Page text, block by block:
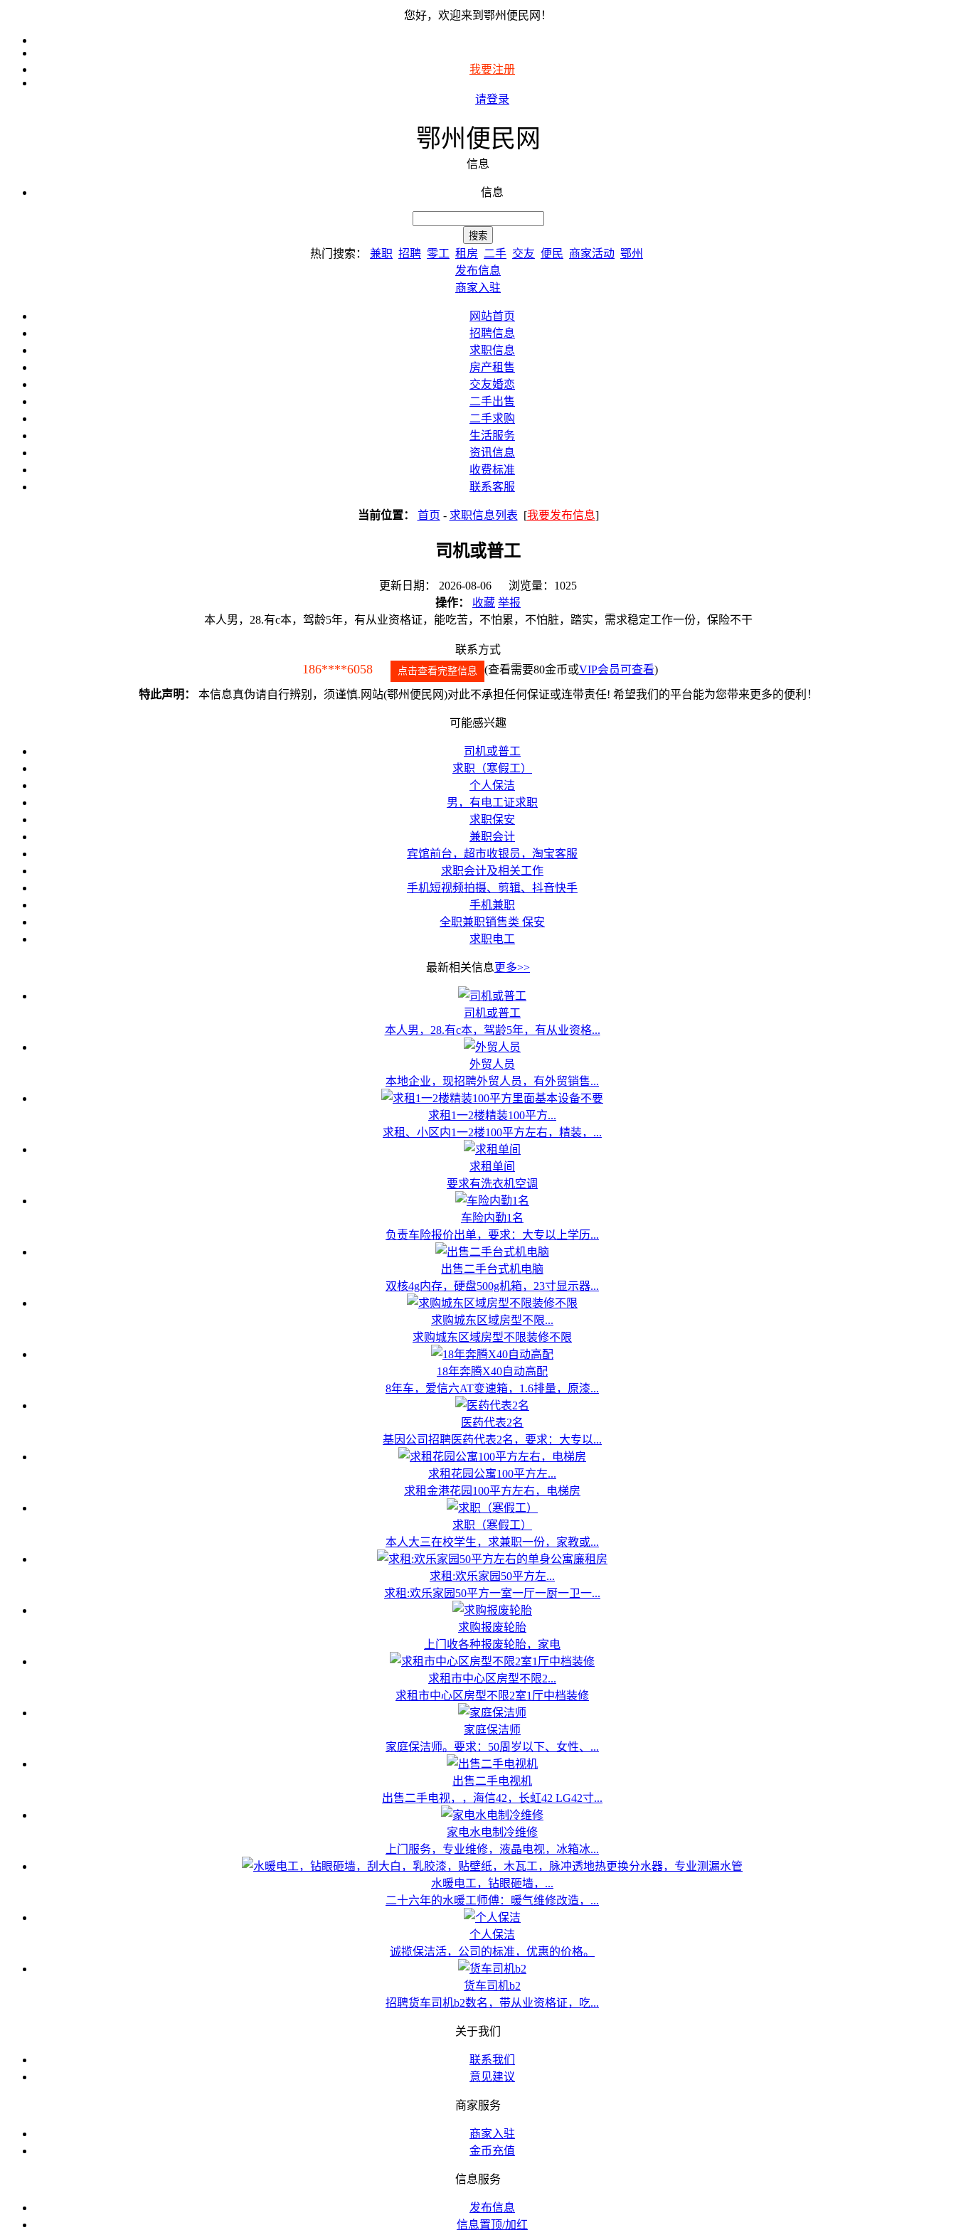
您好，欢迎来到鄂州便民网！
我要注册
请登录
鄂州便民网
信息
信息
热门搜索： 兼职 招聘 零工 租房 二手 交友 便民 商家活动 鄂州
发布信息
商家入驻
网站首页
招聘信息
求职信息
房产租售
交友婚恋
二手出售
二手求购
生活服务
资讯信息
收费标准
联系客服
当前位置： 首页 - 求职信息列表 [我要发布信息]
司机或普工
更新日期： 2026-08-06 浏览量：1025
操作：
收藏 举报
本人男，28.有c本，驾龄5年，有从业资格证，能吃苦，不怕累，不怕脏，踏实，需求稳定工作一份，保险不干
联系方式
186****6058 点击查看完整信息 (查看需要80金币或VIP会员可查看)
特此声明： 本信息真伪请自行辨别，须谨慎.网站(鄂州便民网)对此不承担任何保证或连带责任! 希望我们的平台能为您带来更多的便利！
可能感兴趣
司机或普工
求职（寒假工）
个人保洁
男，有电工证求职
求职保安
兼职会计
宾馆前台，超市收银员，淘宝客服
求职会计及相关工作
手机短视频拍摄、剪辑、抖音快手
手机兼职
全职兼职销售类 保安
求职电工
最新相关信息更多>>
司机或普工
本人男，28.有c本，驾龄5年，有从业资格...
外贸人员
本地企业，现招聘外贸人员，有外贸销售...
求租1一2楼精装100平方...
求租、小区内1一2楼100平方左右，精装，...
求租单间
要求有洗衣机空调
车险内勤1名
负责车险报价出单，要求：大专以上学历...
出售二手台式机电脑
双核4g内存，硬盘500g机箱，23寸显示器...
求购城东区域房型不限...
求购城东区域房型不限装修不限
18年奔腾X40自动高配
8年车，爱信六AT变速箱，1.6排量，原漆...
医药代表2名
基因公司招聘医药代表2名，要求：大专以...
求租花园公寓100平方左...
求租金港花园100平方左右，电梯房
求职（寒假工）
本人大三在校学生，求兼职一份，家教或...
求租:欢乐家园50平方左...
求租:欢乐家园50平方一室一厅一厨一卫一...
求购报废轮胎
上门收各种报废轮胎，家电
求租市中心区房型不限2...
求租市中心区房型不限2室1厅中档装修
家庭保洁师
家庭保洁师。要求：50周岁以下、女性、...
出售二手电视机
出售二手电视，，海信42，长虹42 LG42寸...
家电水电制冷维修
上门服务，专业维修，液晶电视，冰箱冰...
水暖电工，钻眼砸墙，...
二十六年的水暖工师傅：暖气维修改造，...
个人保洁
诚揽保洁活，公司的标准，优惠的价格。
货车司机b2
招聘货车司机b2数名，带从业资格证，吃...
关于我们
联系我们
意见建议
商家服务
商家入驻
金币充值
信息服务
发布信息
信息置顶/加红